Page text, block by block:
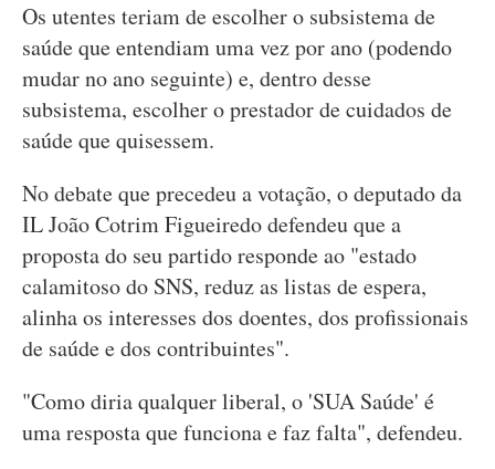
Os utentes teriam de escolher o subsistema de
saúde que entendiam uma vez por ano (podendo
mudar no ano seguinte) e, dentro desse
subsistema, escolher o prestador de cuidados de
saúde que quisessem.
No debate que precedeu a votação, o deputado da
IL João Cotrim Figueiredo defendeu que a
proposta do seu partido responde ao "estado
calamitoso do SNS, reduz as listas de espera,
alinha os interesses dos doentes, dos profissionais
de saúde e dos contribuintes".
"Como diria qualquer liberal, o 'SUA Saúde' é
uma resposta que funciona e faz falta", defendeu.